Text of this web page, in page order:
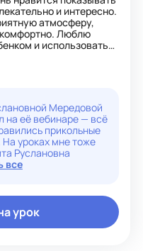
и интересно.
атмосферу,
комфортно. Люблю
и использовать
разные ваши
то сложное в
языке. Вместе
а иногда даже больше,
год выпускаю ребят с
из нихМередовой
на её вебинаре — всё
прикольные
На уроках мне тоже
Руслановна
все
урок